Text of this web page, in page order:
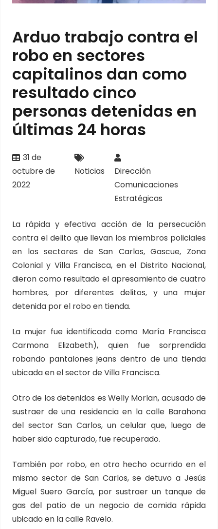
Arduo trabajo contra el
robo en sectores
capitalinos dan como
resultado cinco
personas detenidas en
últimas 24 horas
31 de
octubre de
2022
Noticias
Dirección
Comunicaciones
Estratégicas
La rápida y efectiva acción de la persecución
contra el delito que llevan los miembros policiales
en los sectores de San Carlos, Gascue, Zona
Colonial y Villa Francisca, en el Distrito Nacional,
dieron como resultado el apresamiento de cuatro
hombres, por diferentes delitos, y una mujer
detenida por el robo en tienda.
La mujer fue identificada como María Francisca
Carmona Elizabeth), quien fue sorprendida
robando pantalones jeans dentro de una tienda
ubicada en el sector de Villa Francisca.
Otro de los detenidos es Welly Morlan, acusado de
sustraer de una residencia en la calle Barahona
del sector San Carlos, un celular que, luego de
haber sido capturado, fue recuperado.
También por robo, en otro hecho ocurrido en el
mismo sector de San Carlos, se detuvo a Jesús
Miguel Suero García, por sustraer un tanque de
gas del patio de un negocio de comida rápida
ubicado en la calle Ravelo.